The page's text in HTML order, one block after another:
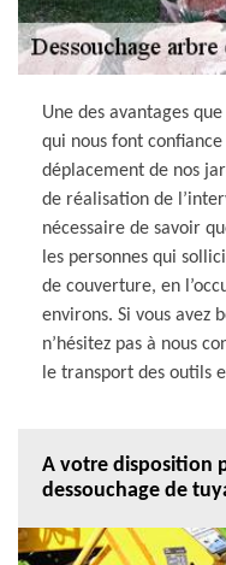
Une des avantages
qui nous font
déplacement de nos
de réalisation de
nécessaire de savoir
les personnes qui
de couverture, en
environs. Si vous avez
n’hésitez pas à nous
le transport des outils
A votre disposition
dessouchage de